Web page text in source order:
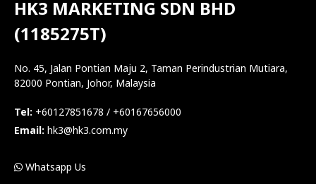
HK3 MARKETING SDN BHD
(1185275T)
No. 45, Jalan Pontian Maju 2, Taman Perindustrian Mutiara,
82000 Pontian, Johor, Malaysia
Tel: +60127851678 / +60167656000
Email: hk3@hk3.com.my
Whatsapp Us